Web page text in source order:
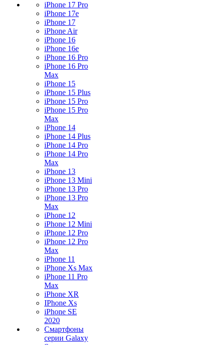
iPhone 17 Pro
iPhone 17e
iPhone 17
iPhone Air
iPhone 16
iPhone 16e
iPhone 16 Pro
iPhone 16 Pro
Max
iPhone 15
iPhone 15 Plus
iPhone 15 Pro
iPhone 15 Pro
Max
iPhone 14
iPhone 14 Plus
iPhone 14 Pro
iPhone 14 Pro
Max
iPhone 13
iPhone 13 Mini
iPhone 13 Pro
iPhone 13 Pro
Max
iPhone 12
iPhone 12 Mini
iPhone 12 Pro
iPhone 12 Pro
Max
iPhone 11
iPhone Xs Max
iPhone 11 Pro
Max
iPhone XR
IPhone Xs
iPhone SE
2020
Смартфоны
серии Galaxy